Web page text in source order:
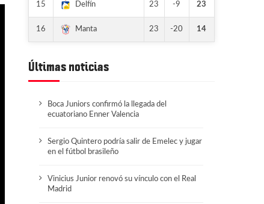
15 Delfín 23 -9 23
16 Manta 23 -20 14
Últimas noticias
Boca Juniors confirmó la llegada del
ecuatoriano Enner Valencia
Sergio Quintero podría salir de Emelec y jugar
en el fútbol brasileño
Vinicius Junior renovó su vínculo con el Real
Madrid